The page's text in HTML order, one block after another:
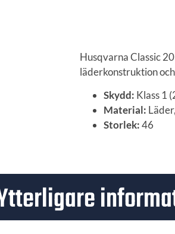
Husqvarna Classic
läderkonstruktion
Skydd: Klass 1
Material:
Storlek:46